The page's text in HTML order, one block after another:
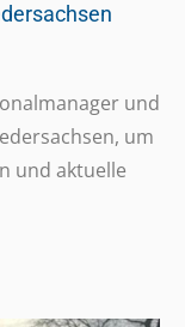
und
um
und aktu­elle